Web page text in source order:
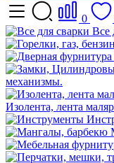
0
Все
механизмы.
Изолента, лента